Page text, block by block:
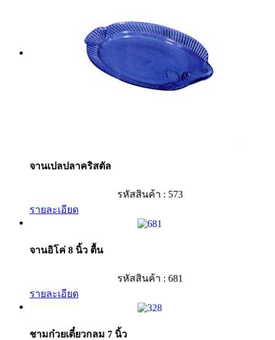
จานเปลปลาคริสตัล
รหัสสินค้า : 573
รายละเอียด
จานอิโค่ 8 นิ้ว ตื้น
รหัสสินค้า : 681
รายละเอียด
ชามก๋วยเตี๋ยวกลม 7 นิ้ว